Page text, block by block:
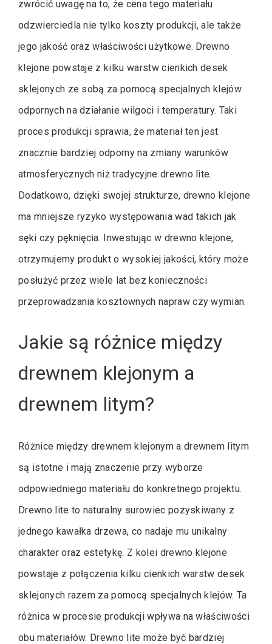
zwrócić uwagę na to, że cena tego materiału
odzwierciedla nie tylko koszty produkcji, ale także
jego jakość oraz właściwości użytkowe. Drewno
klejone powstaje z kilku warstw cienkich desek
sklejonych ze sobą za pomocą specjalnych klejów
odpornych na działanie wilgoci i temperatury. Taki
proces produkcji sprawia, że materiał ten jest
znacznie bardziej odporny na zmiany warunków
atmosferycznych niż tradycyjne drewno lite.
Dodatkowo, dzięki swojej strukturze, drewno klejone
ma mniejsze ryzyko występowania wad takich jak
sęki czy pęknięcia. Inwestując w drewno klejone,
otrzymujemy produkt o wysokiej jakości, który może
posłużyć przez wiele lat bez konieczności
przeprowadzania kosztownych napraw czy wymian.
Jakie są różnice między
drewnem klejonym a
drewnem litym?
Różnice między drewnem klejonym a drewnem litym
są istotne i mają znaczenie przy wyborze
odpowiedniego materiału do konkretnego projektu.
Drewno lite to naturalny surowiec pozyskiwany z
jednego kawałka drzewa, co nadaje mu unikalny
charakter oraz estetykę. Z kolei drewno klejone
powstaje z połączenia kilku cienkich warstw desek
sklejonych razem za pomocą specjalnych klejów. Ta
różnica w procesie produkcji wpływa na właściwości
obu materiałów. Drewno lite może być bardziej